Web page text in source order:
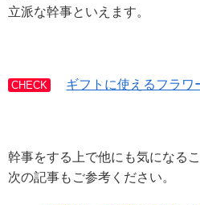
立派な幹事といえます。
CHECK ギフトに使えるフラワ
幹事をする上で他にも気になる
次の記事もご参考ください。